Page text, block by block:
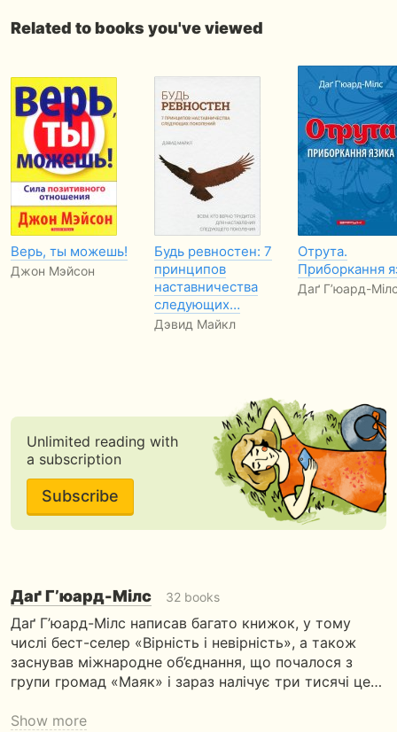
Related to books you've viewed
Верь, ты можешь!
Джон Мэйсон
Будь ревностен: 7
принципов
наставничества
следующих…
Дэвид Майкл
Отрута.
Приборкання
Даґ Г’юард-
Unlimited reading with
a subscription
Subscribe
Даґ Г’юард-Мілс 32 books
Даґ Г’юард-Мілс написав багато книжок, у тому
числі бест-селер «Вірність і невірність», а також
заснував міжнародне об’єднання, що почалося з
групи громад «Маяк» і зараз налічує три тисячі це…
Show more